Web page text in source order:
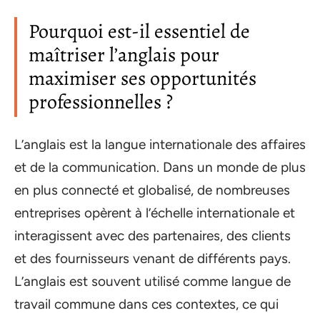
Pourquoi est-il essentiel de
maîtriser l’anglais pour
maximiser ses opportunités
professionnelles ?
L’anglais est la langue internationale des affaires
et de la communication. Dans un monde de plus
en plus connecté et globalisé, de nombreuses
entreprises opèrent à l’échelle internationale et
interagissent avec des partenaires, des clients
et des fournisseurs venant de différents pays.
L’anglais est souvent utilisé comme langue de
travail commune dans ces contextes, ce qui